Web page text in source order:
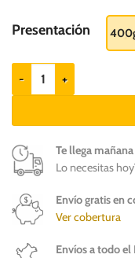
Presentación
Belcando Pavo con
Te llega
Lo necesitas
Envío gratis en
Ver cobertura
Envíos a todo